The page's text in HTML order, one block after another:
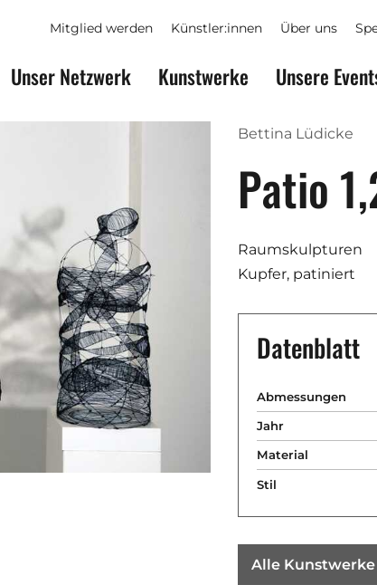
Mitglied werden Künstler:innen Über uns
Unser Netzwerk Kunstwerke Unsere
Bettina Lüdicke
Patio
Raumskulpturen
Kupfer, patiniert
Datenblatt
Abmessungen
Jahr
Material
Stil
Alle